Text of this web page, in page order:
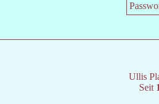
Ullis
Seit